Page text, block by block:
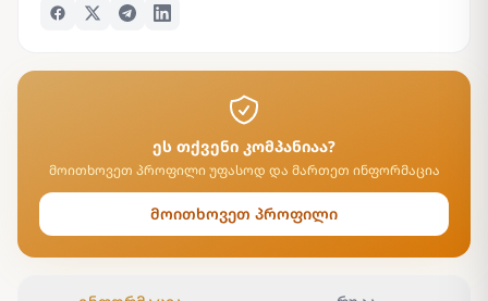
ეს თქვენი კომპანიაა?
მოითხოვეთ პროფილი უფასოდ და მართეთ ინფორმაცია
მოითხოვეთ პროფილი